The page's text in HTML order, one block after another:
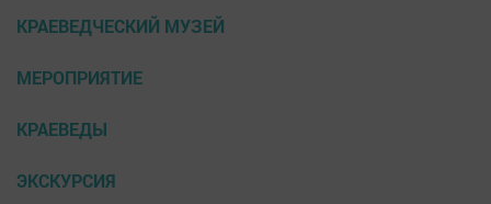
КРАЕВЕДЧЕСКИЙ МУЗЕЙ
МЕРОПРИЯТИЕ
КРАЕВЕДЫ
ЭКСКУРСИЯ